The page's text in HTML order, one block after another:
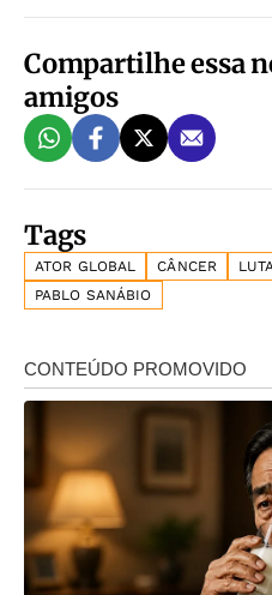
Compartilhe essa
amigos
Tags
ATOR GLOBAL CÂNCER
PABLO SANÁBIO